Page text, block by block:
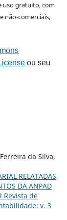
uso gratuito, com
não-comerciais,
ou seu
da Silva,
RELATADAS
DA ANPAD
Revista de
v. 3